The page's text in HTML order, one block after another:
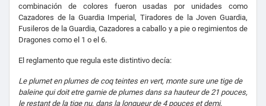
combinación de colores fueron usadas por unidades como
Cazadores de la Guardia Imperial, Tiradores de la Joven Guardia,
Fusileros de la Guardia, Cazadores a caballo y a pie o regimientos de
Dragones como el 1 o el 6.
El reglamento que regula este distintivo decía:
Le plumet en plumes de coq teintes en vert, monte sure une tige de
baleine qui doit etre garnie de plumes dans sa hauteur de 21 pouces,
le restant de la tige nu, dans la longueur de 4 pouces et demi,